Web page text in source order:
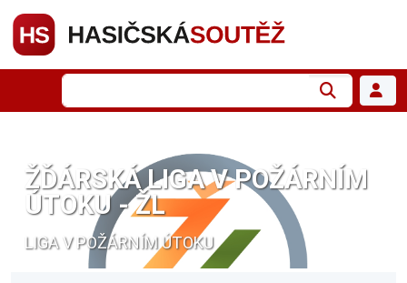
ŽĎÁRSKÁ LIGA V POŽÁRNÍM
ÚTOKU - ŽL
LIGA V POŽÁRNÍM ÚTOKU